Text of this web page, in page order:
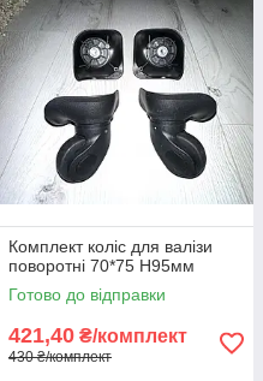
Комплект коліс для валізи
поворотні 70*75 Н95мм
Готово до відправки
421,40 ₴/комплект
430 ₴/комплект